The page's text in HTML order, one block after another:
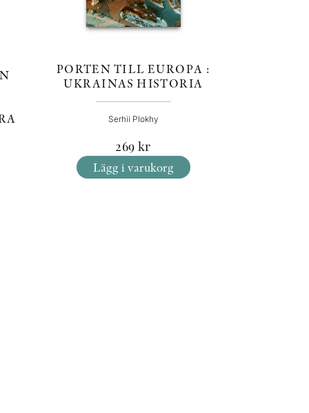
PORTEN TILL EUROPA :
UKRAINAS HISTORIA
Serhii Plokhy
269 kr
Lägg i varukorg